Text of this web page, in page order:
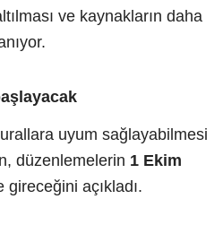
ve kaynakların daha
uyum sağlayabilmesi
düzenlemelerin 1 Ekim
açıkladı.